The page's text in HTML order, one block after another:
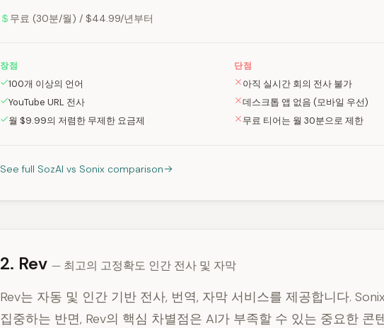
무료 (30분/월) / $44.99/년부터
장점
100개 이상의 언어
YouTube URL 전사
월 $9.99의 저렴한 무제한 요금제
단점
아직 실시간 회의 전사 불가
데스크톱 앱 없음 (모바일 우선)
무료 티어는 월 30분으로 제한
See full SozAI vs Sonix comparison
2. Rev — 최고의 고정확도 인간 전사 및 자막
Rev는 자동 및 인간 기반 전사, 번역, 자막 서비스를 제공합니다.
집중하는 반면, Rev의 핵심 차별점은 AI가 부족할 수 있는 중요한 콘